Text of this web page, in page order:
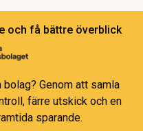
och få bättre överblick
Genom att samla
färre utskick och en
sparande.